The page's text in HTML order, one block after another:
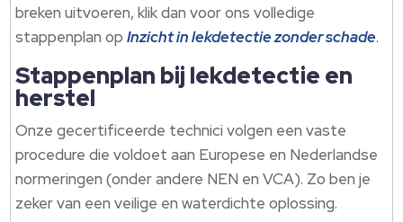
breken uitvoeren, klik dan voor ons volledige
stappenplan opInzicht in lekdetectie zonder schade.​
Stappenplan bij lekdetectie en
herstel
Onze gecertificeerde technici volgen een vaste
procedure die voldoet aan Europese en Nederlandse
normeringen (onder andere NEN en VCA).​ Zo ben je
zeker van een veilige en waterdichte oplossing.​